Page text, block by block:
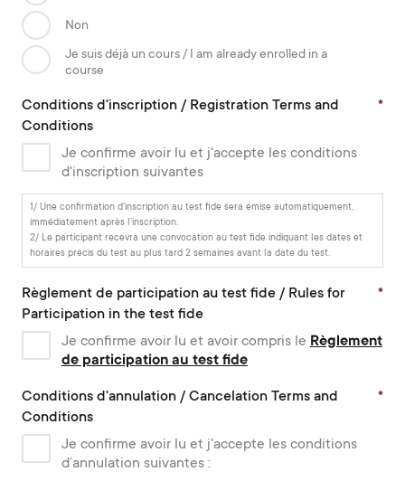
Non
Je suis déjà un cours / I am already enrolled in a
course
Conditions d'inscription / Registration Terms and
Conditions
*
Je confirme avoir lu et j'accepte les conditions
d'inscription suivantes
1/ Une confirmation d'inscription au test fide sera émise automatiquement,
immédiatement après l'inscription.
2/ Le participant recevra une convocation au test fide indiquant les dates et
horaires précis du test au plus tard 2 semaines avant la date du test.
Règlement de participation au test fide / Rules for
Participation in the test fide
*
Je confirme avoir lu et avoir compris le Règlement
de participation au test fide
Conditions d'annulation / Cancelation Terms and
Conditions
*
Je confirme avoir lu et j'accepte les conditions
d’annulation suivantes :